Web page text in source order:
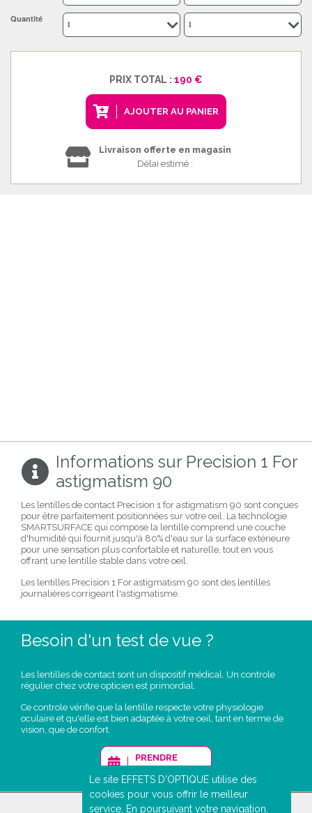
Quantité
PRIX TOTAL : 190 €
AJOUTER AU PANIER
Livraison offerte en magasin
Délai estimé :
Informations sur Precision 1 For
astigmatism 90
Les lentilles de contact Precision 1 for astigmatism 90 sont conçues
pour être parfaitement positionnées sur votre œil. La technologie
SMARTSURFACE qui compose la lentille comprend une couche
d'humidité qui fournit jusqu'à 80% d'eau sur la surface extérieure
pour une sensation plus confortable et naturelle, tout en vous
offrant une lentille stable dans votre oeil.
Les lentilles Precision 1 For astigmatism 90 sont des lentilles
journalières corrigeant l'astigmatisme.
Besoin d'un test de vue ?
Les lentilles de contact sont un dispositif médical. Un controle
régulier chez votre opticien est primordial.
Ce controle vérifie que la lentille respecte votre physiologie
oculaire et qu'elle est bien adaptée à votre oeil, tant en terme de
vision, que de confort.
PRENDRE
RENDEZ-VOUS
Le site EFFETS D'OPTIQUE utilise des
cookies pour vous offrir le meilleur
service. En poursuivant votre navigation,